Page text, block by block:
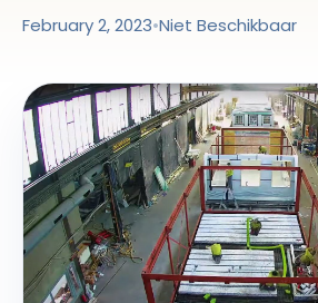
February 2, 2023•Niet Beschikbaar